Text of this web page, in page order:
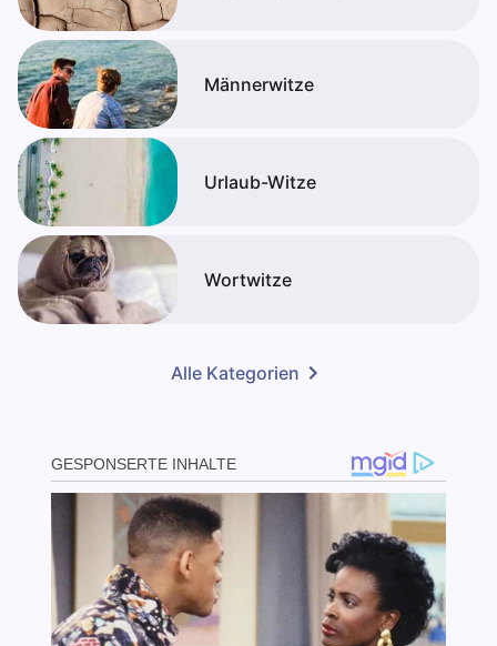
Männerwitze
Urlaub-Witze
Wortwitze
Alle Kategorien